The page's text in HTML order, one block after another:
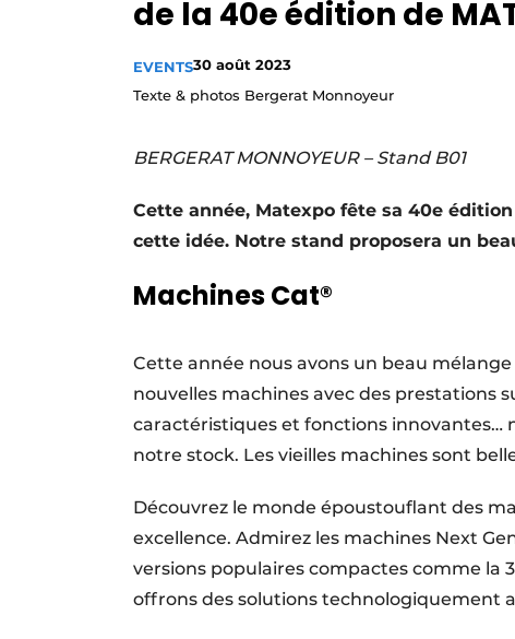
Termes et conditions
Video’s
de la 40e édition de
EVENTS30 août 2023
Texte & photos Bergerat Monnoyeur
BERGERAT MONNOYEUR – Stand B01
Cette année, Matexpo fête sa 40e
cette idée. Notre stand proposera un
Machines Cat®
Cette année nous avons un beau
nouvelles machines avec des prestations
caractéristiques et fonctions innovantes…
notre stock. Les vieilles machines sont
Découvrez le monde époustouflant des
excellence. Admirez les machines Next
versions populaires compactes comme la
offrons des solutions technologiquement